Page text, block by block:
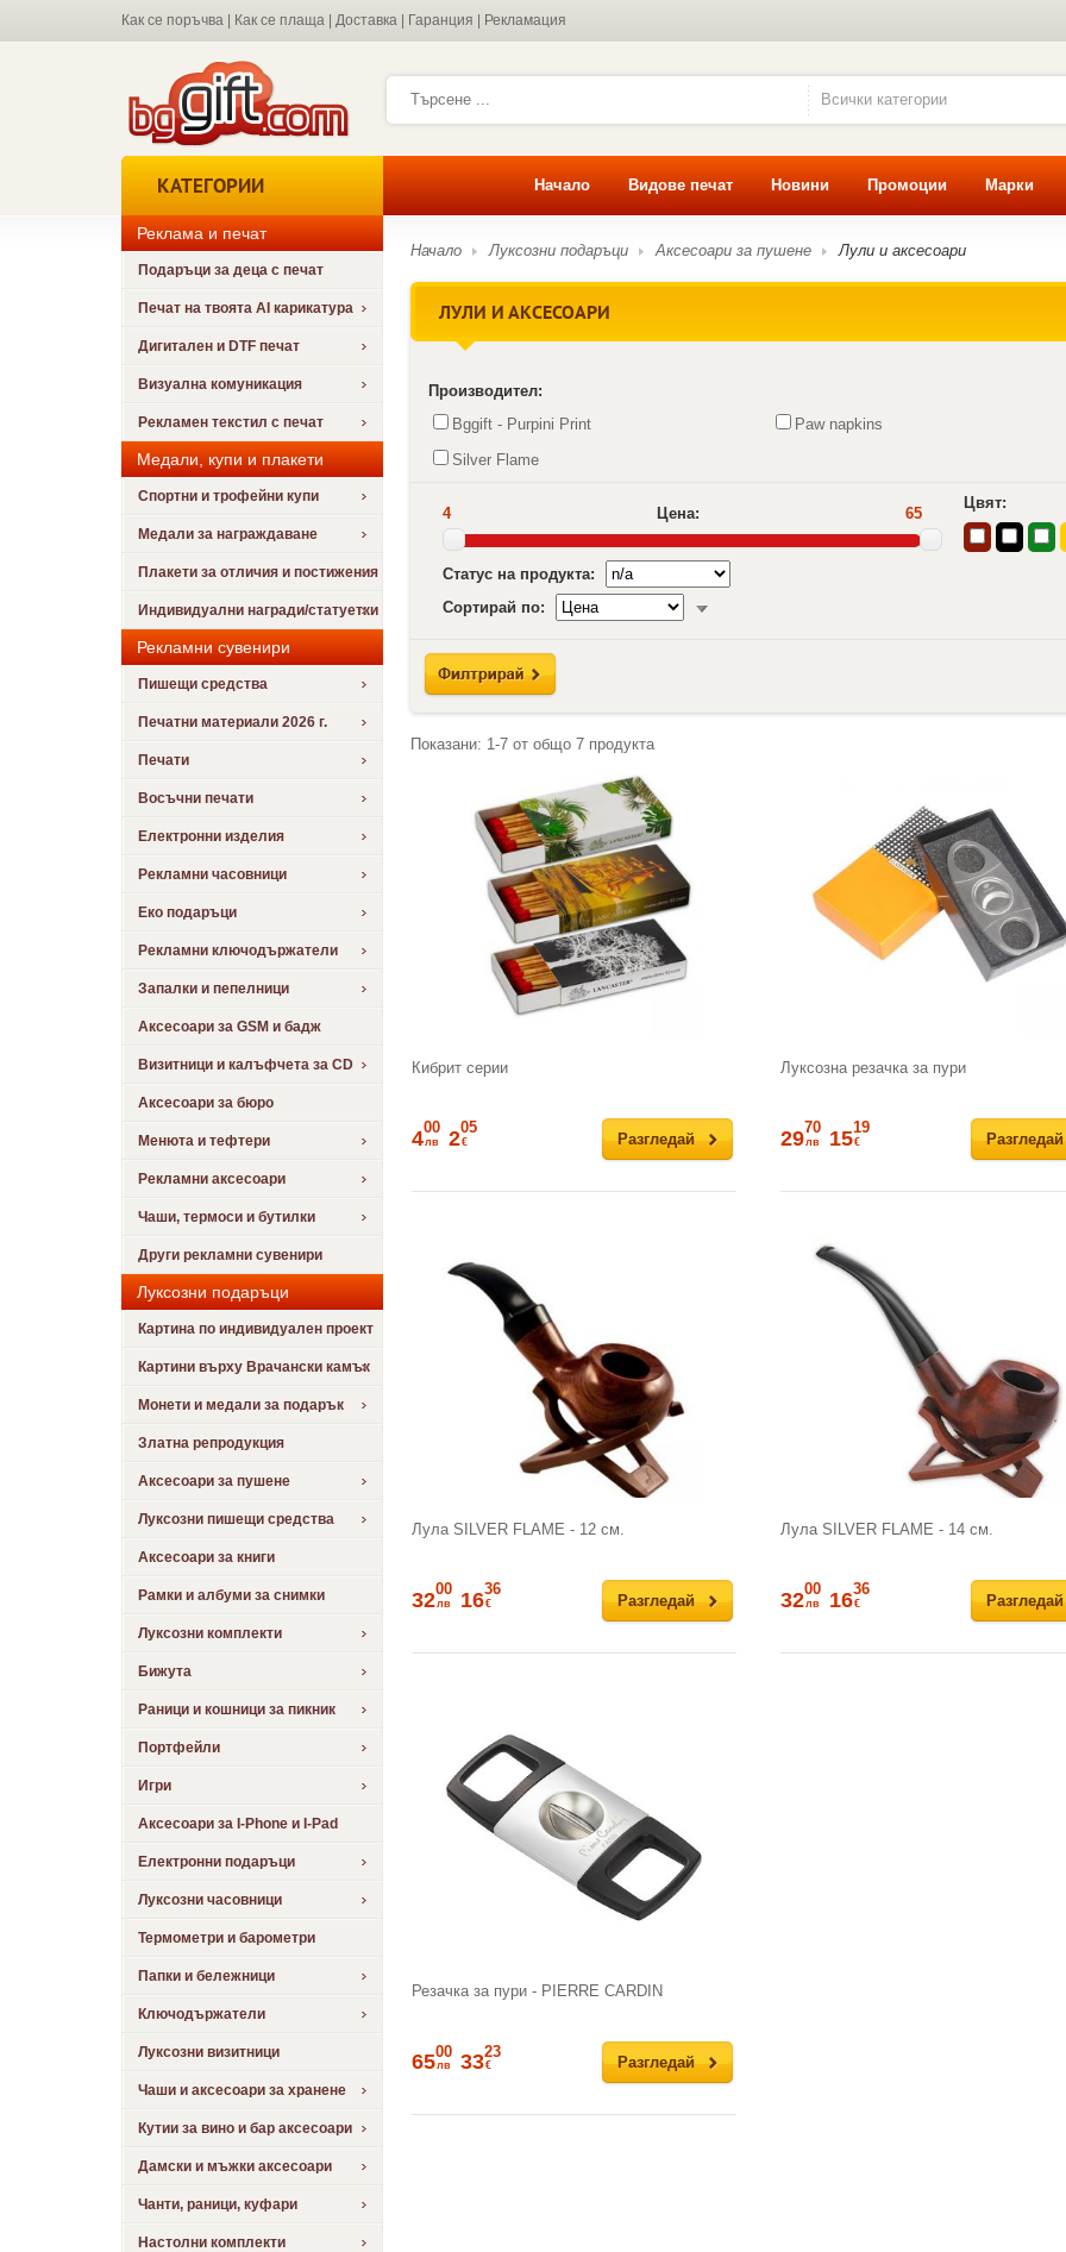
Как се поръчва Как се плаща Доставка Гаранция Рекламация
Всички категории
КАТЕГОРИИ Начало Видове печат Новини Промоции Марки
Реклама и печат
Подаръци за деца с печат
Печат на твоята AI карикатура
Дигитален и DTF печат
Визуална комуникация
Рекламен текстил с печат
Медали, купи и плакети
Спортни и трофейни купи
Медали за награждаване
Плакети за отличия и постижения
Индивидуални награди/статуетки
Рекламни сувенири
Пишещи средства
Печатни материали 2026 г.
Печати
Восъчни печати
Електронни изделия
Рекламни часовници
Еко подаръци
Рекламни ключодържатели
Запалки и пепелници
Аксесоари за GSM и бадж
Визитници и калъфчета за CD
Аксесоари за бюро
Менюта и тефтери
Рекламни аксесоари
Чаши, термоси и бутилки
Други рекламни сувенири
Луксозни подаръци
Картина по индивидуален проект
Картини върху Врачански камък
Монети и медали за подарък
Златна репродукция
Аксесоари за пушене
Луксозни пишещи средства
Аксесоари за книги
Рамки и албуми за снимки
Луксозни комплекти
Бижута
Раници и кошници за пикник
Портфейли
Игри
Аксесоари за I-Phone и I-Pad
Електронни подаръци
Луксозни часовници
Термометри и барометри
Папки и бележници
Ключодържатели
Луксозни визитници
Чаши и аксесоари за хранене
Кутии за вино и бар аксесоари
Дамски и мъжки аксесоари
Чанти, раници, куфари
Настолни комплекти
Начало Луксозни подаръци Аксесоари за пушене Лули и аксесоари
ЛУЛИ И АКСЕСОАРИ
Производител:
Bggift - Purpini Print
Paw napkins
Silver Flame
4 Цена: 65
Статус на продукта:
Сортирай по:
Цвят:
Показани: 1-7от общо 7продукта
Кибрит серии
Разгледай
400
лв 205
€
Луксозна резачка за пури
Разгледай
2970
лв 1519
€
Лула SILVER FLAME - 12 см.
Разгледай
3200
лв 1636
€
Лула SILVER FLAME - 14 см.
Разгледай
3200
лв 1636
€
Резачка за пури - PIERRE CARDIN
Разгледай
6500
лв 3323
€